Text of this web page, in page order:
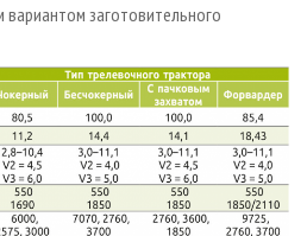
заготовительного